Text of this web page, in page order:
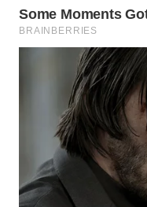
LAWAS
WN
SUMEDANG
CIANJUR
WN
KEPULAUAN
SERIBU